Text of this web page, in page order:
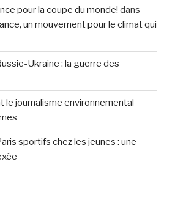
pour la coupe du monde! dans
un mouvement pour le climat qui
Ukraine : la guerre des
le journalisme environnemental
sportifs chez les jeunes : une